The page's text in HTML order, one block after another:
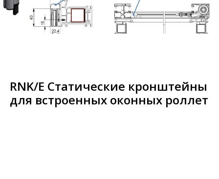
RNK/E Статические кронштейны
для встроенных оконных роллет